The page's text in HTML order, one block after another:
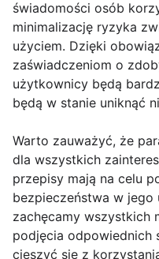
świadomości osób
minimalizację ryzyka
użyciem. Dzięki
zaświadczeniom o
użytkownicy będą
będą w stanie uniknąć
Warto zauważyć, że
dla wszystkich
przepisy mają na celu
bezpieczeństwa w
zachęcamy wszystkich
podjęcia odpowiednich
cieszyć się z